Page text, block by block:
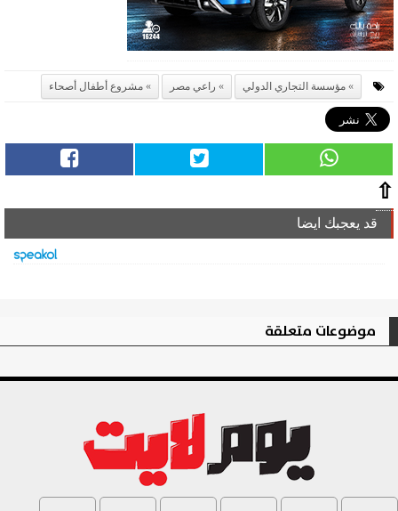
مؤسسة التجاري الدولي راعي مصر مشروع أطفال أصحاء
⇧
قد يعجبك ايضا
موضوعات متعلقة